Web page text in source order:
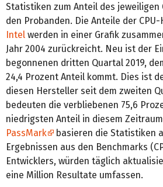
Statistiken zum Anteil des
den Probanden. Die Anteile der
Intel werden in einer Grafik
Jahr 2004 zurückreicht. Neu ist der
begonnenen dritten Quartal 2019,
24,4 Prozent Anteil kommt. Dies ist
diesen Hersteller seit dem zweiten
bedeuten die verbliebenen 75,6
niedrigsten Anteil in diesem
PassMark
basieren die Statistiken
Ergebnissen aus den Benchmarks
Entwicklers, würden täglich
eine Million Resultate umfassen.